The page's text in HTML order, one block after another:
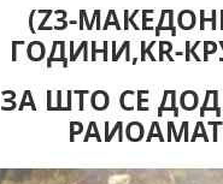
(Z3-
ГОДИНИ,KR-
ЗА ШТО СЕ